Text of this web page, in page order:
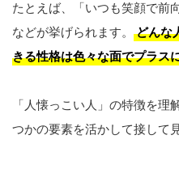
たとえば、「いつも笑顔で前
などが挙げられます。
どんな
きる性格は色々な面でプラス
「人懐っこい人」の特徴を理
つかの要素を活かして接して